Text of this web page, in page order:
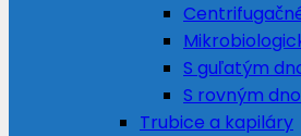
S guľatým
S rovným
Trubice a kapiláry